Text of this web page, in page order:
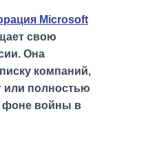
Microsoft
свою
Она
компаний,
или полностью
фоне войны в